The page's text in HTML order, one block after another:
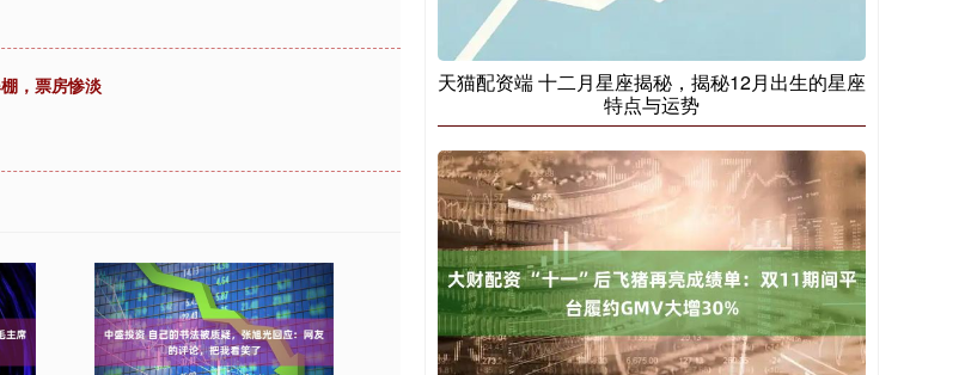
，票房惨淡
天猫配资端 十二月星座揭秘，揭秘12月出生的星座
特点与运势